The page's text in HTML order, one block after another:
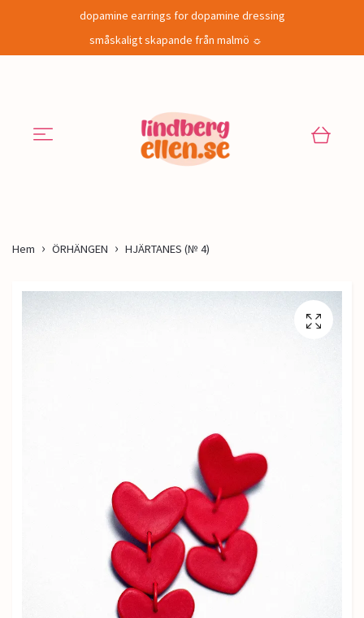
dopamine earrings for dopamine dressing
småskaligt skapande från malmö ☼
Hem ÖRHÄNGEN HJÄRTANES (№ 4)